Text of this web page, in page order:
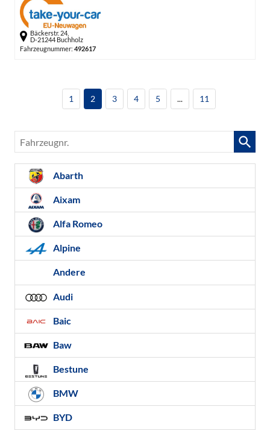
Bäckerstr. 24,
D-21244 Buchholz
Fahrzeugnummer: 492617
1 2 3 4 5 ... 11
Fahrzeugnr.
Abarth
Aixam
Alfa Romeo
Alpine
Andere
Audi
Baic
Baw
Bestune
BMW
BYD